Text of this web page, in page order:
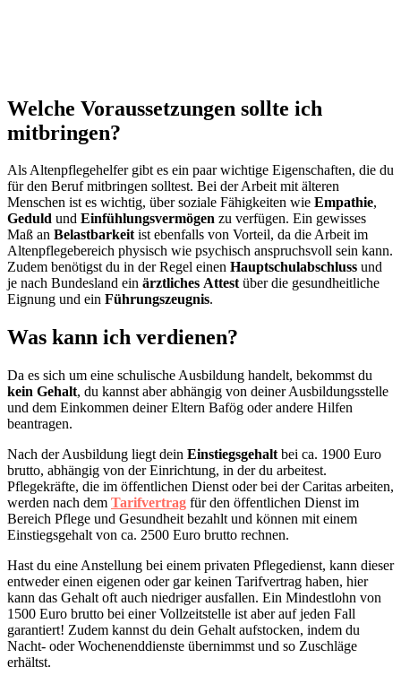
Welche Voraussetzungen sollte ich
mitbringen?
Als Altenpflegehelfer gibt es ein paar wichtige Eigenschaften, die du
für den Beruf mitbringen solltest. Bei der Arbeit mit älteren
Menschen ist es wichtig, über soziale Fähigkeiten wie Empathie,
Geduld und Einfühlungsvermögen zu verfügen. Ein gewisses
Maß an Belastbarkeitist ebenfalls von Vorteil, da die Arbeit im
Altenpflegebereich physisch wie psychisch anspruchsvoll sein kann.
Zudem benötigst du in der Regel einen Hauptschulabschluss und
je nach Bundesland ein ärztliches Attestüber die gesundheitliche
Eignung und ein Führungszeugnis.
Was kann ich verdienen?
Da es sich um eine schulische Ausbildung handelt, bekommst du
kein Gehalt, du kannst aber abhängig von deiner Ausbildungsstelle
und dem Einkommen deiner Eltern Bafög oder andere Hilfen
beantragen.
Nach der Ausbildung liegt dein Einstiegsgehalt bei ca. 1900 Euro
brutto, abhängig von der Einrichtung, in der du arbeitest.
Pflegekräfte, die im öffentlichen Dienst oder bei der Caritas arbeiten,
werden nach dem Tarifvertrag für den öffentlichen Dienst im
Bereich Pflege und Gesundheit bezahlt und können mit einem
Einstiegsgehalt von ca. 2500 Euro brutto rechnen.
Hast du eine Anstellung bei einem privaten Pflegedienst, kann dieser
entweder einen eigenen oder gar keinen Tarifvertrag haben, hier
kann das Gehalt oft auch niedriger ausfallen. Ein Mindestlohn von
1500 Euro brutto bei einer Vollzeitstelle ist aber auf jeden Fall
garantiert! Zudem kannst du dein Gehalt aufstocken, indem du
Nacht- oder Wochenenddienste übernimmst und so Zuschläge
erhältst.